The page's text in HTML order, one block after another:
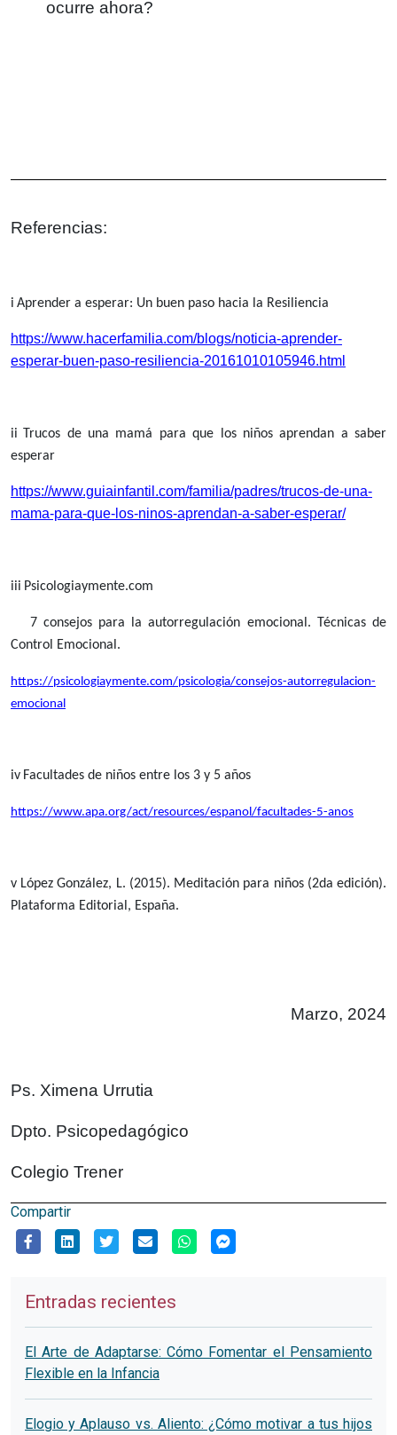
ocurre ahora?
Referencias:
i Aprender a esperar: Un buen paso hacia la Resiliencia
https://www.hacerfamilia.com/blogs/noticia-aprender-
esperar-buen-paso-resiliencia-20161010105946.html
ii Trucos de una mamá para que los niños aprendan a saber
esperar
https://www.guiainfantil.com/familia/padres/trucos-de-una-
mama-para-que-los-ninos-aprendan-a-saber-esperar/
iii Psicologiaymente.com
7 consejos para la autorregulación emocional. Técnicas de
Control Emocional.
https://psicologiaymente.com/psicologia/consejos-autorregulacion-
emocional
iv Facultades de niños entre los 3 y 5 años
https://www.apa.org/act/resources/espanol/facultades-5-anos
v López González, L. (2015). Meditación para niños (2da edición).
Plataforma Editorial, España.
Marzo, 2024
Ps. Ximena Urrutia
Dpto. Psicopedagógico
Colegio Trener
Compartir
Entradas recientes
El Arte de Adaptarse: Cómo Fomentar el Pensamiento
Flexible en la Infancia
Elogio y Aplauso vs. Aliento: ¿Cómo motivar a tus hijos